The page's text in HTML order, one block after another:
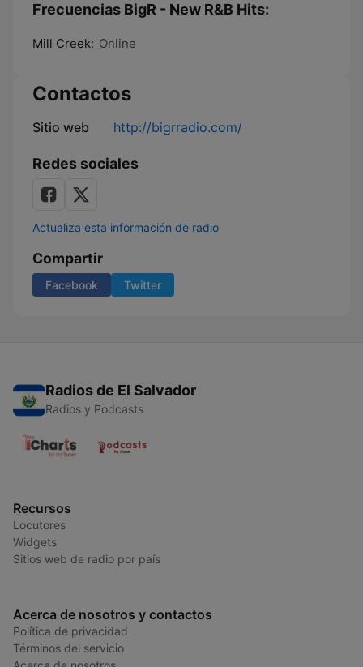
Frecuencias BigR - New R&B Hits:
Mill Creek: Online
Contactos
Sitio web http://bigrradio.com/
Redes sociales
Actualiza esta información de radio
Compartir
Facebook Twitter
Radios de El Salvador
Radios y Podcasts
Recursos
Locutores
Widgets
Sitios web de radio por país
Acerca de nosotros y contactos
Política de privacidad
Términos del servicio